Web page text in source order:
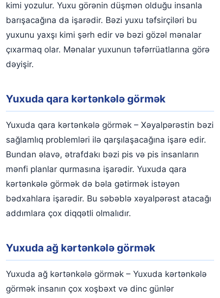
kimi yozulur. Yuxu görənin düşmən olduğu insanla
barışacağına da işarədir. Bəzi yuxu təfsirçiləri bu
yuxunu yaxşı kimi şərh edir və bəzi gözəl mənalar
çıxarmaq olar. Mənalar yuxunun təfərrüatlarına görə
dəyişir.
Yuxuda qara kərtənkələ görmək
Yuxuda qara kərtənkələ görmək – Xəyalpərəstin bəzi
sağlamlıq problemləri ilə qarşılaşacağına işarə edir.
Bundan əlavə, ətrafdakı bəzi pis və pis insanların
mənfi planlar qurmasına işarədir. Yuxuda qara
kərtənkələ görmək də bəla gətirmək istəyən
bədxahlara işarədir. Bu səbəblə xəyalpərəst atacağı
addımlara çox diqqətli olmalıdır.
Yuxuda ağ kərtənkələ görmək
Yuxuda ağ kərtənkələ görmək – Yuxuda kərtənkələ
görmək insanın çox xoşbəxt və dinc günlər